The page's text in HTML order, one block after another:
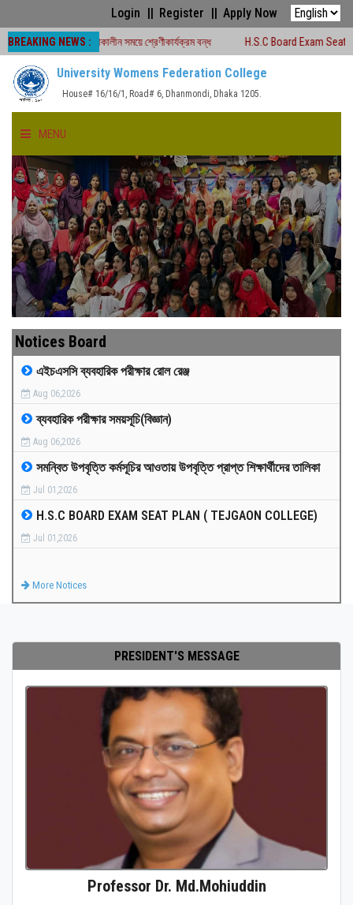
Login Register Apply Now
BREAKING NEWS :
-২০২৬ চলাকালীন সময়ে শ্রেণীকার্যক্রম বন্ধ H.S.C Board Exam Seat Plan (
University Womens Federation College
House# 16/16/1, Road# 6, Dhanmondi, Dhaka 1205.
MENU
HOME
ABOUT US
FACULTIES
ACADEMICS
GALLERY
MEDIA
PAYMENT
CO-CURRICULUM
RESULTS
Notices Board
এইচএসসি ব্যবহারিক পরীক্ষার রোল রেঞ্জ
Aug 06,2026
ব্যবহারিক পরীক্ষার সময়সূচি(বিজ্ঞান)
Aug 06,2026
সমন্বিত উপবৃত্তি কর্মসূচির আওতায় উপবৃত্তি প্রাপ্ত শিক্ষার্থীদের তালিকা
Jul 01,2026
H.S.C BOARD EXAM SEAT PLAN ( TEJGAON COLLEGE)
Jul 01,2026
More Notices
PRESIDENT'S MESSAGE
Professor Dr. Md.Mohiuddin